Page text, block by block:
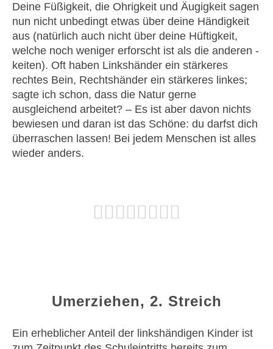
Deine Füßigkeit, die Ohrigkeit und Äugigkeit sagen
nun nicht unbedingt etwas über deine Händigkeit
aus (natürlich auch nicht über deine Hüftigkeit,
welche noch weniger erforscht ist als die anderen -
keiten). Oft haben Linkshänder ein stärkeres
rechtes Bein, Rechtshänder ein stärkeres linkes;
sagte ich schon, dass die Natur gerne
ausgleichend arbeitet? – Es ist aber davon nichts
bewiesen und daran ist das Schöne: du darfst dich
überraschen lassen! Bei jedem Menschen ist alles
wieder anders.
Umerziehen, 2. Streich
Ein erheblicher Anteil der linkshändigen Kinder ist